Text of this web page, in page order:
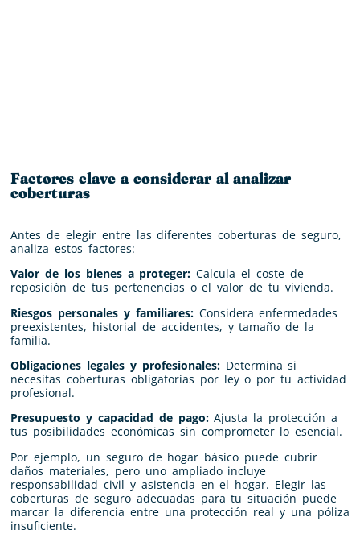
Factores clave a considerar al analizar
coberturas
Antes de elegir entre las diferentes coberturas de seguro,
analiza estos factores:
Valor de los bienes a proteger: Calcula el coste de
reposición de tus pertenencias o el valor de tu vivienda.
Riesgos personales y familiares:Considera enfermedades
preexistentes, historial de accidentes, y tamaño de la
familia.
Obligaciones legales y profesionales:Determina si
necesitas coberturas obligatorias por ley o por tu actividad
profesional.
Presupuesto y capacidad de pago:Ajusta la protección a
tus posibilidades económicas sin comprometer lo esencial.
Por ejemplo, un seguro de hogar básico puede cubrir
daños materiales, pero uno ampliado incluye
responsabilidad civil y asistencia en el hogar. Elegir las
coberturas de seguro adecuadas para tu situación puede
marcar la diferencia entre una protección real y una póliza
insuficiente.